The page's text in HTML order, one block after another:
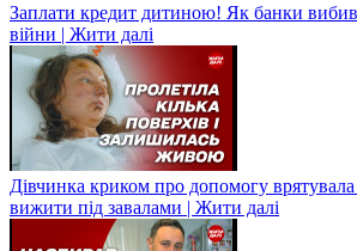
Заплати кредит дитиною! Як банки
війни | Жити далі
Дівчинка криком про допомогу
вижити під завалами | Жити далі